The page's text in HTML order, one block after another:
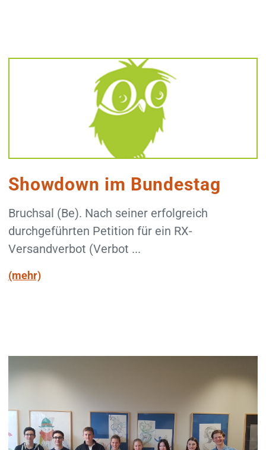
Showdown im Bundestag
Bruchsal (Be). Nach seiner erfolgreich
durchgeführten Petition für ein RX-
Versandverbot (Verbot ...
(mehr)